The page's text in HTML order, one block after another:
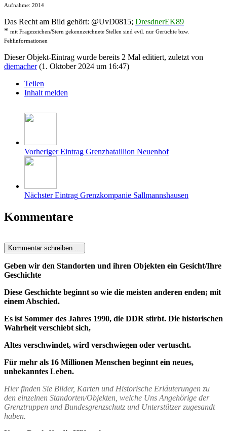
Aufnahme: 2014
Das Recht am Bild gehört: @UvD0815; DresdnerEK89
* mit Fragezeichen/Stern gekennzeichnete Stellen sind evtl. nur Gerüchte bzw.
Fehlinformationen
Dieser Objekt-Eintrag wurde bereits 2 Mal editiert, zuletzt von
diemacher(1. Oktober 2024 um 16:47)
Teilen
Inhalt melden
Vorheriger Eintrag Grenzbataillion Neuenhof
Nächster Eintrag Grenzkompanie Sallmannshausen
Kommentare
Kommentar schreiben …
Geben wir den Standorten und ihren Objekten ein Gesicht/Ihre
Geschichte
Diese Geschichte beginnt so wie die meisten anderen enden; mit
einem Abschied.
Es ist Sommer des Jahres 1990, die DDR stirbt. Die historischen
Wahrheit verschiebt sich,
Altes verschwindet, wird verschwiegen oder vertuscht.
Für mehr als 16 Millionen Menschen beginnt ein neues,
unbekanntes Leben.
Hier finden Sie Bilder, Karten und Historische Erläuterungen zu
den einzelnen Standorten/Objekten, welche Uns Angehörige der
Grenztruppen und Bundesgrenzschutz und Unterstützer zugesandt
haben.